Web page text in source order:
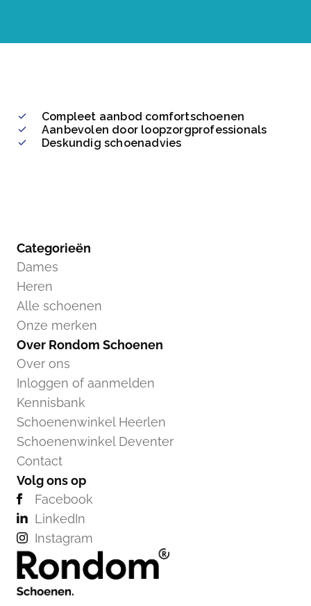
Compleet aanbod comfortschoenen
Aanbevolen door loopzorgprofessionals
Deskundig schoenadvies
Categorieën
Dames
Heren
Alle schoenen
Onze merken
Over Rondom Schoenen
Over ons
Inloggen of aanmelden
Kennisbank
Schoenenwinkel Heerlen
Schoenenwinkel Deventer
Contact
Volg ons op
Facebook
LinkedIn
Instagram